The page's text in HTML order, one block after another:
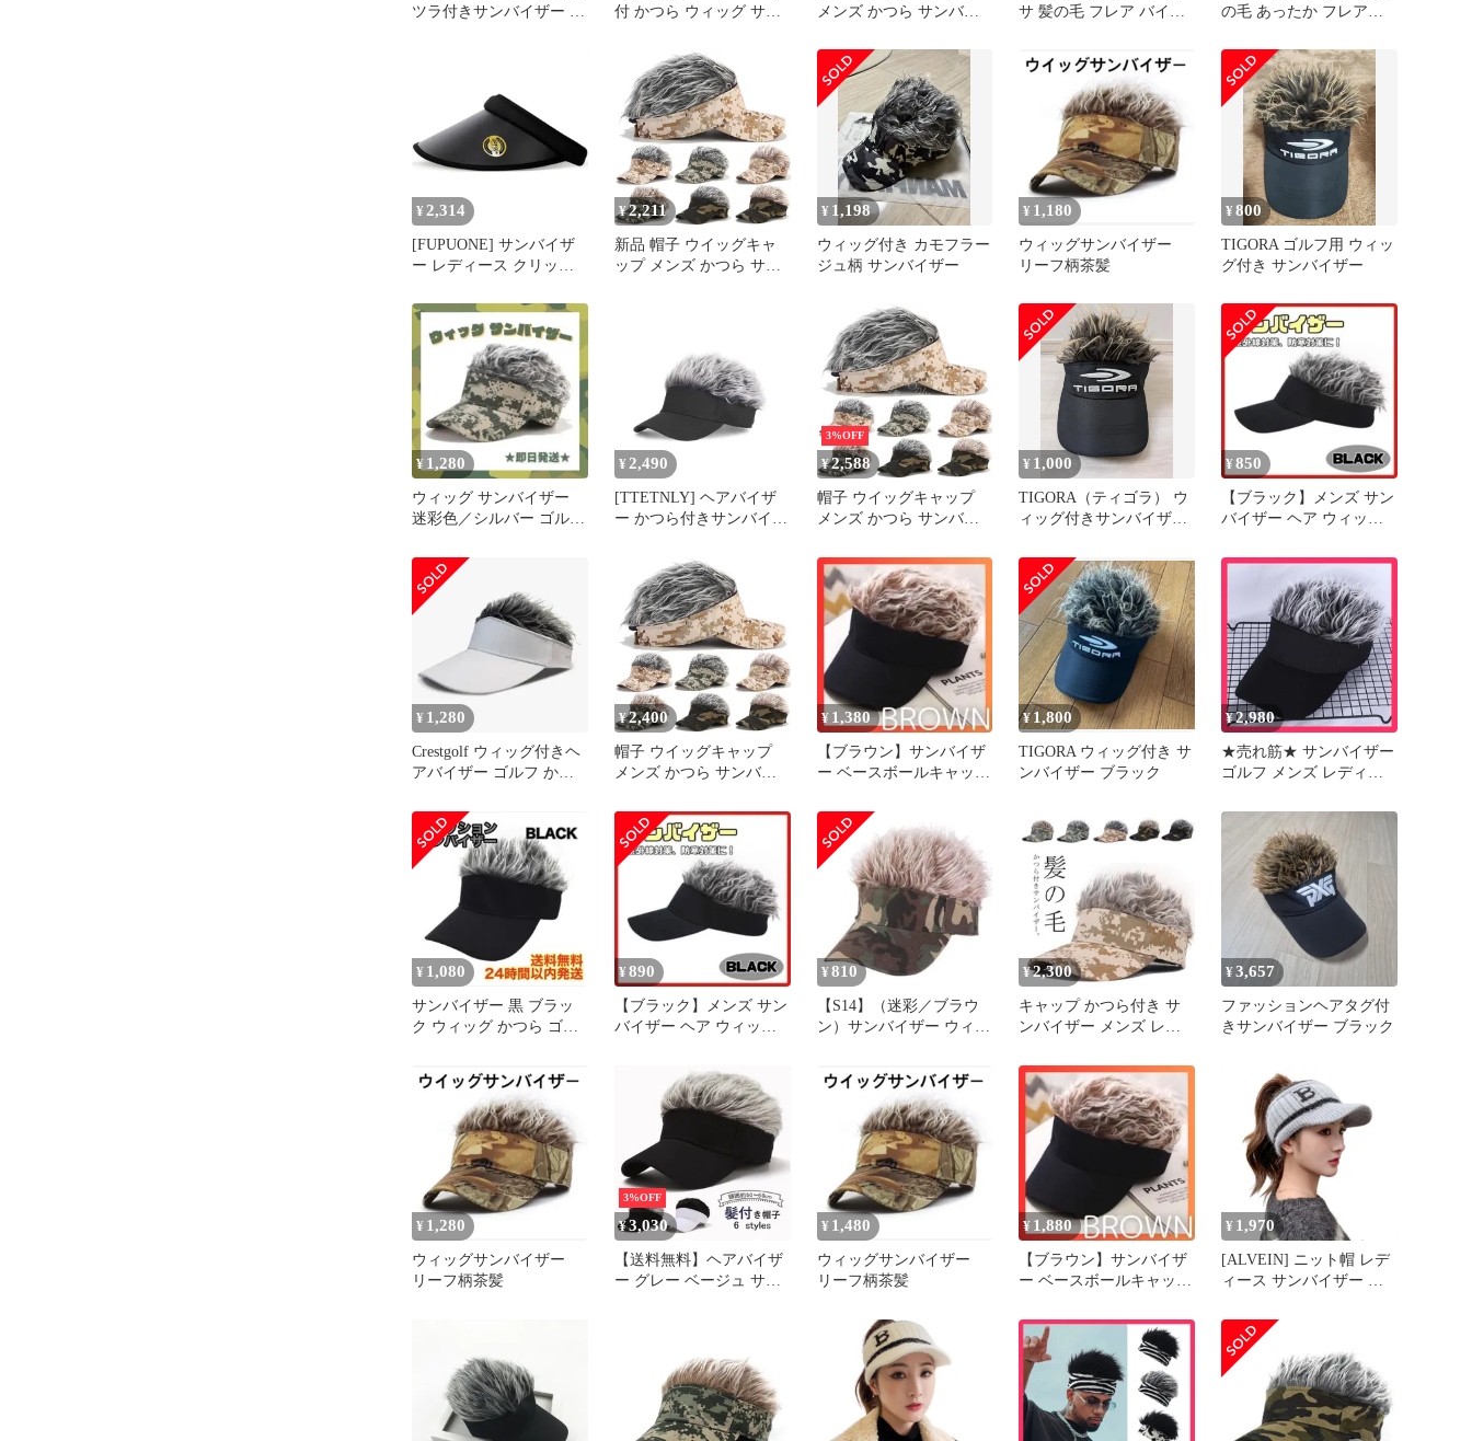
ツラ付きサンバイザー 面
(ブラウン) 1
付 かつら ウィッグ サン
ー 釣り バイザー アウト
ドア ジョークグッズ フ
レア 男女兼用 髪の毛 フ
ェイクヘアー 帽子 フサ
フサ (大人 [D_Monikall]
ブラック×ロマンスグレ
ー)
メンズ かつら サンバイ
帽子 ウィッグ エクステ
ンション ハゲ隠し 変装
仮装 オシャレ カジュア
ル ファッション ゴルフ
釣り lvyi02
サ 髪の毛 フレア バイザ
ー ウィッグ 付きサンバ
イザー 日除け 変装 仮装
野球帽 ゴルフ 釣り キャ
ンプ アウトドア
の毛 あったか フレアー
ウィッグ 付き ヘアー ハ
ゲ かつら サンバイザー
日除け 秋冬 防寒 フレア
帽子 ハチマキ キャップ
カツラ コスチューム フ
サフサ エアバンド 伸縮
性 変装 仮装 髪の毛 (グ
¥ 2,314
[FUPUONE] サンバイザ
ー レディース クリップ
乾 つば広 (ブラック＋ブ
ラック) [ブラック＋ブラ
ック] [50.0 cm]
¥2,211
新品 帽子 ウイッグキャ
ップ メンズ かつら サン
ュアル ファッション ゴ
ルフ 釣り mlucq
¥ 1,198
ウィッグ付き カモフラー
ジュ柄 サンバイザー
¥ 1,180
ウィッグサンバイザー
リーフ柄茶髪
¥800
TIGORA ゴルフ用 ウィッ
グ付き サンバイザー
¥ 1,280
ウィッグ サンバイザー
迷彩色／シルバー ゴルフ
¥ 2,490
[TTETNLY] ヘアバイザ
ー かつら付きサンバイザ
子髪の毛 ドア アウトド
ア ゴルフ ジョークグッ
ズ ヒッ プホップ 日除け
釣り男女兼用 (黒い+灰色
の毛)
3%OFF
¥2,588
帽子 ウイッグキャップ
メンズ かつら サンバイ
帽子 ウィッグ エクステ
ンション ハゲ隠し 変装
仮装 オシャレ カジュア
ル ファッション ゴルフ
釣り CMZ522P313
¥ 1,000
TIGORA（ティゴラ） ウ
ィッグ付きサンバイザー
¥850
【ブラック】メンズ サン
バイザー ヘア ウィッグ
ップ
¥ 1,280
Crestgolf ウィッグ付きヘ
アバイザー ゴルフ かつ
¥2,400
帽子 ウイッグキャップ
メンズ かつら サンバイ
帽子 ウィッグ エクステ
ンション ハゲ隠し 変装
仮装 オシャレ カジュア
ル ファッション ゴルフ
釣り M0504-NKYT-1
¥ 1,380
【ブラウン】サンバイザ
ー ベースボールキャッ
付き 男女兼用
¥1,800
TIGORA ウィッグ付き サ
ンバイザー ブラック
¥2,980
★売れ筋★ サンバイザー
ゴルフ メンズ レディー
サイズ調整可能 ふさふさ
ヘアー帽子 フレアバイザ
ーキャップ ウィッグ 野
外活動
¥ 1,080
サンバイザー 黒 ブラッ
ク ウィッグ かつら ゴル
¥ 890
【ブラック】メンズ サン
バイザー ヘア ウィッグ
¥ 810
【S14】（迷彩／ブラウ
ン）サンバイザー ウィッ
¥2,300
キャップ かつら付き サ
ンバイザー メンズ レデ
釣り 野球帽 髪の毛 ウィ
ッグ付 帽子 UVカット 日
焼け止め 日除け 変装 仮
装 ヒップホップ ダンス
用 M0423-UAX6-1
¥3,657
ファッションヘアタグ付
きサンバイザー ブラック
¥ 1,280
ウィッグサンバイザー
リーフ柄茶髪
3%OFF
¥3,030
【送料無料】ヘアバイザ
ー グレー ベージュ サン
プレ クリスマス コー
ド:41187
¥ 1,480
ウィッグサンバイザー
リーフ柄茶髪
¥ 1,880
【ブラウン】サンバイザ
ー ベースボールキャッ
付き 男女兼用
¥ 1,970
[ALVEIN] ニット帽 レデ
ィース サンバイザー ニ
フリーサイズ 伸縮性 ニ
ット帽子 小顔効果 つば
付き 通勤 通学 ゴルフ ス
ポーツ (グレー) [グレー]
[Free Size]